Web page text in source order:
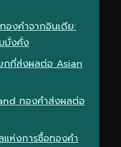
องคำจากอินเดีย:
มั่งคั่ง
กที่ส่งผลต่อ Asian
ทองคำส่งผลต่อ
ห่งการซื้อทองคำ